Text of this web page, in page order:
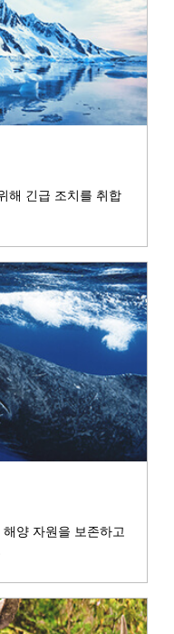
해 긴급 조치를 취합
양 자원을 보존하고